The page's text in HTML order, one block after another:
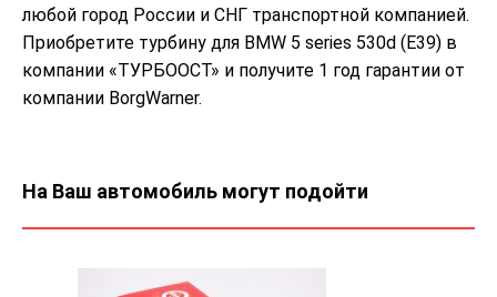
любой город России и СНГ транспортной компанией.
Приобретите турбину для BMW 5 series 530d (E39) в
компании «ТУРБООСТ» и получите 1 год гарантии от
компании BorgWarner.
На Ваш автомобиль могут подойти